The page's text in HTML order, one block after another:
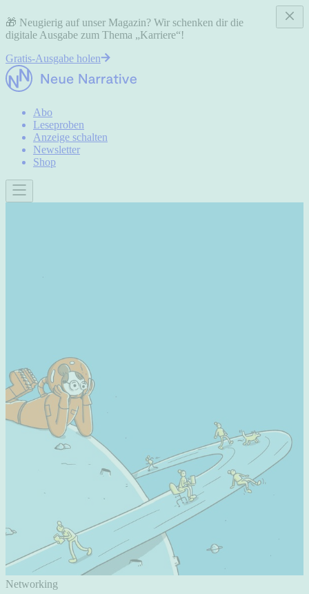
🎁 Neugierig auf unser Magazin? Wir schenken dir die
digitale Ausgabe zum Thema „Karriere“!
Gratis-Ausgabe holen
Abo
Leseproben
Anzeige schalten
Newsletter
Shop
Networking